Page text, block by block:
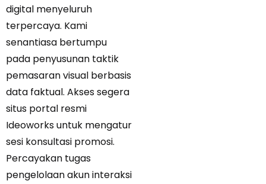
digital menyeluruh
terpercaya. Kami
senantiasa bertumpu
pada penyusunan taktik
pemasaran visual berbasis
data faktual. Akses segera
situs portal resmi
Ideoworks untuk mengatur
sesi konsultasi promosi.
Percayakan tugas
pengelolaan akun interaksi